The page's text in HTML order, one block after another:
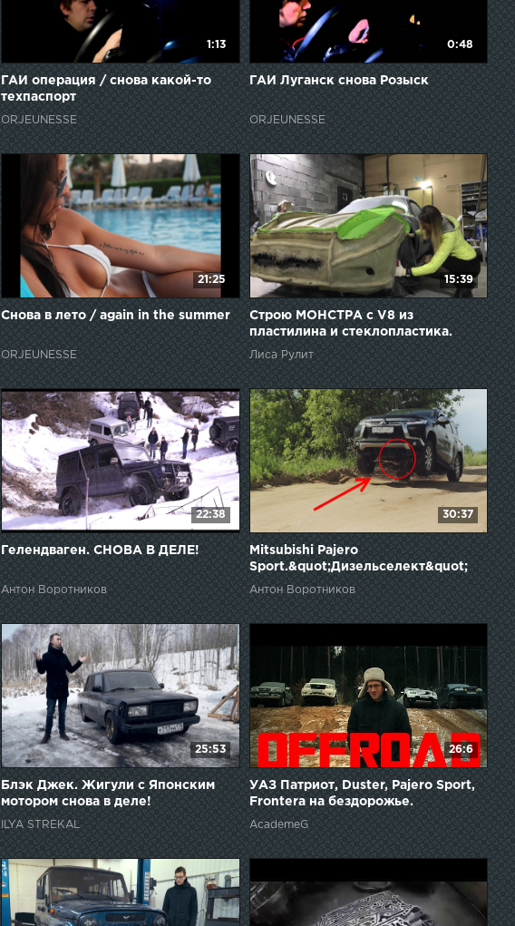
1:13
ГАИ операция / снова какой-то
техпаспорт
ORJEUNESSE
0:48
ГАИ Луганск снова Розыск
ORJEUNESSE
21:25
Снова в лето / again in the summer
ORJEUNESSE
15:39
Строю МОНСТРА с V8 из
пластилина и стеклопластика.
Серия 1
Лиса Рулит
22:38
Гелендваген. СНОВА В ДЕЛЕ!
Антон Воротников
30:37
Mitsubishi Pajero
Sport.&quot;Дизельселект&quot;
Антон Воротников
25:53
Блэк Джек. Жигули с Японским
мотором снова в деле!
ILYA STREKAL
26:6
УАЗ Патриот, Duster, Pajero Sport,
Frontera на бездорожье.
AcademeG